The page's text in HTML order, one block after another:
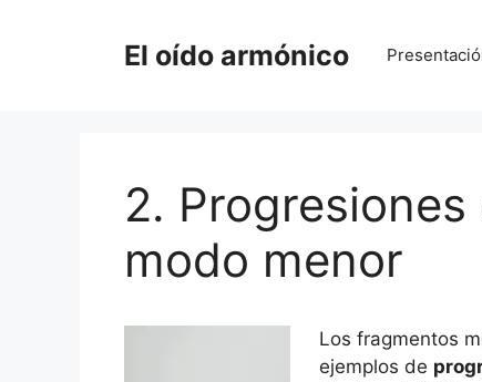
El oído armónico
2.
modo menor
Los fragmentos
ejemplos de